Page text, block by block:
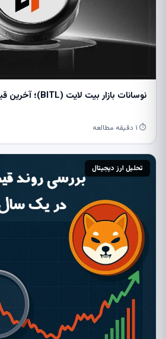
نوسانات بازار بیت ‌لایت (BITL)؛ آخرین قیمت و داده‌های بازار
⏱ ۱ دقیقه مطالعه
تحلیل ارز دیجیتال